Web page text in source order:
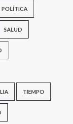
POLÍTICA
SALUD
TIEMPO